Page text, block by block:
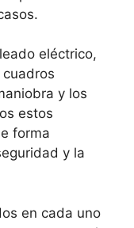
eléctrico,
y los
estos
forma
y la
en cada uno